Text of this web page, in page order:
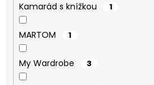
Kamarád s knížkou 1
MARTOM 1
My Wardrobe 3